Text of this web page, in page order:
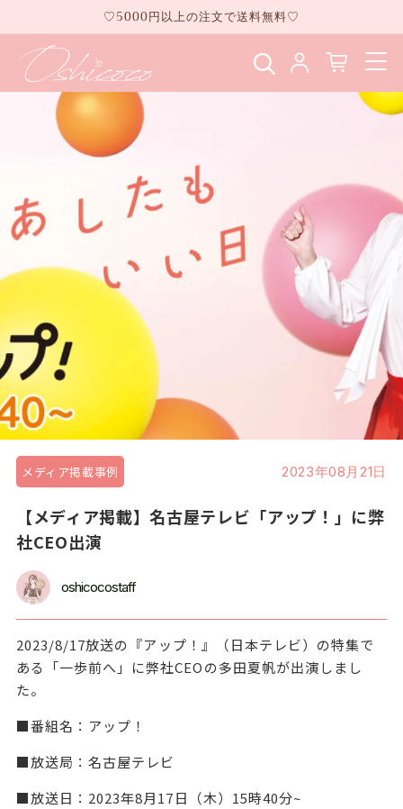
進む
♡5000円以上の注文で送料無料♡
メディア掲載事例 2023年08月21日
【メディア掲載】名古屋テレビ「アップ！」に弊
社CEO出演
oshicocostaff
2023/8/17放送の『アップ！』（日本テレビ）の特集で
ある「一歩前へ」に弊社CEOの多田夏帆が出演しまし
た。
■番組名：アップ！
■放送局：名古屋テレビ
■放送日：2023年8月17日（木）15時40分~